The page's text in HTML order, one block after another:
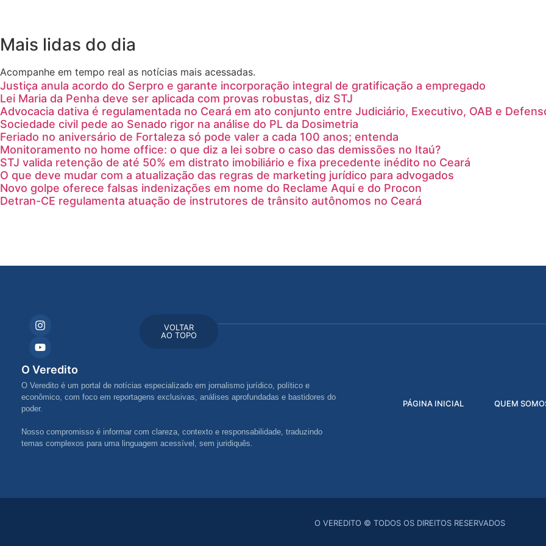
Mais lidas do dia
Acompanhe em tempo real as notícias mais acessadas.
Justiça anula acordo do Serpro e garante incorporação integral de gratificação a empregado
Lei Maria da Penha deve ser aplicada com provas robustas, diz STJ
Advocacia dativa é regulamentada no Ceará em ato conjunto entre Judiciário, Executivo, OAB e
Sociedade civil pede ao Senado rigor na análise do PL da Dosimetria
Feriado no aniversário de Fortaleza só pode valer a cada 100 anos; entenda
Monitoramento no home office: o que diz a lei sobre o caso das demissões no Itaú?
STJ valida retenção de até 50% em distrato imobiliário e fixa precedente inédito no Ceará
O que deve mudar com a atualização das regras de marketing jurídico para advogados
Novo golpe oferece falsas indenizações em nome do Reclame Aqui e do Procon
Detran-CE regulamenta atuação de instrutores de trânsito autônomos no Ceará
VOLTAR
AO TOPO
O Veredito
O Veredito é um portal de notícias especializado em jornalismo jurídico, político e
econômico, com foco em reportagens exclusivas, análises aprofundadas e bastidores do
poder.
Nosso compromisso é informar com clareza, contexto e responsabilidade, traduzindo
temas complexos para uma linguagem acessível, sem juridiquês.
PÁGINA INICIAL QUEM
O VEREDITO © TODOS OS DIREITOS RESERVADOS